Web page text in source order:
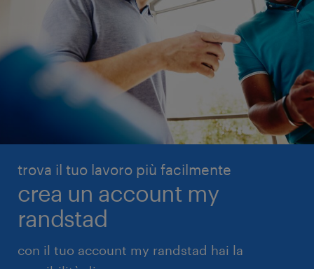
trova il tuo lavoro più facilmente
crea un account my
randstad
con il tuo account my randstad hai la